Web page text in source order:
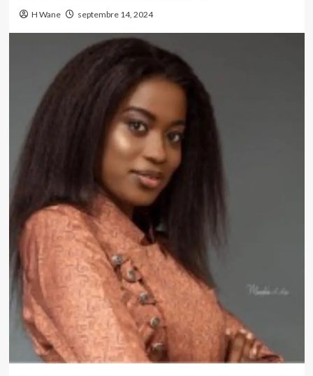
H Wane septembre 14, 2024